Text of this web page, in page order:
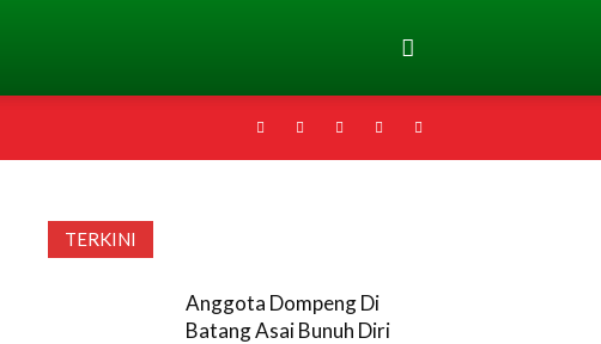
TERKINI
Anggota Dompeng Di
Batang Asai Bunuh Diri